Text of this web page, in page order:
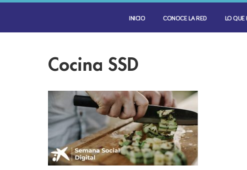
INICIO CONOCE LA RED LO QUE
Cocina SSD